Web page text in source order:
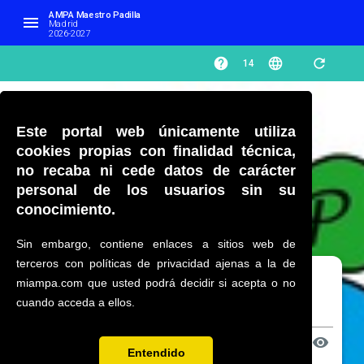
Este portal web únicamente utiliza
cookies propias con finalidad técnica,
no recaba ni cede datos de carácter
personal de los usuarios sin su
conocimiento.
Sin embargo, contiene enlaces a sitios web de
terceros con políticas de privacidad ajenas a la de
miampa.com que usted podrá decidir si acepta o no
cuando acceda a ellos.
Entendido
menu Madrid
2026-2027
help 14 language refresh
Iniciar sesión
visibility
location_on Avenida de la Peseta 112
location_city 28054 Madrid, Madrid
email app@ampamaestropadilla.es
28054 Madrid, Madrid